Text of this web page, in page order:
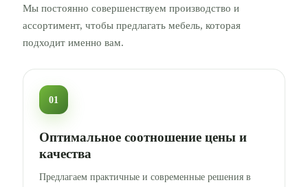
Мы постоянно совершенствуем производство и
ассортимент, чтобы предлагать мебель, которая
подходит именно вам.
01
Оптимальное соотношение цены и
качества
Предлагаем практичные и современные решения в